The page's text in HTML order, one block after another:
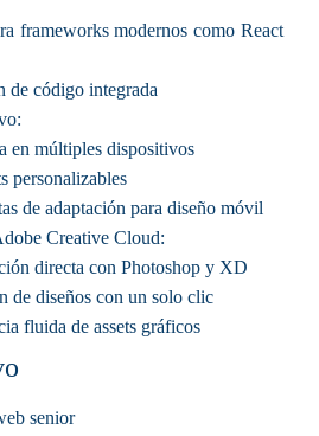
frameworks modernos como React
de código integrada
:
en múltiples dispositivos
personalizables
de adaptación para diseño móvil
Creative Cloud:
directa con Photoshop y XD
de diseños con un solo clic
fluida de assets gráficos
senior